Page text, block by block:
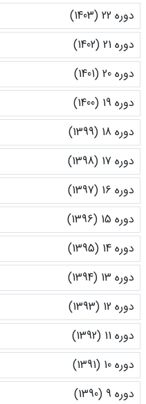
دوره 22 (1403)
دوره 21 (1402)
دوره 20 (1401)
دوره 19 (1400)
دوره 18 (1399)
دوره 17 (1398)
دوره 16 (1397)
دوره 15 (1396)
دوره 14 (1395)
دوره 13 (1394)
دوره 12 (1393)
دوره 11 (1392)
دوره 10 (1391)
دوره 9 (1390)